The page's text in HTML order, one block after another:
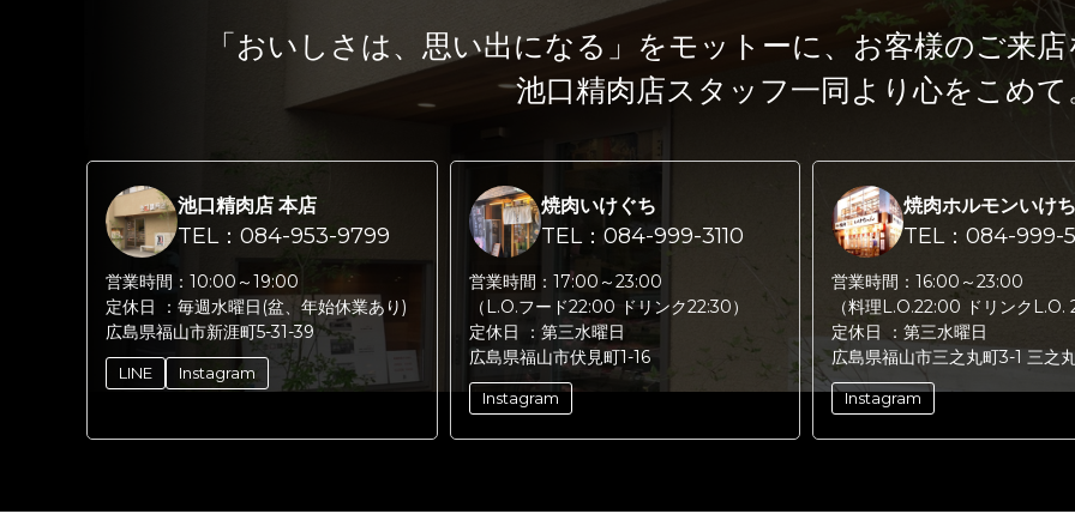
「おいしさは、思い出になる」をモットーに、 お客様のご来
池口精肉店スタッフ一同より心をこめて
池口精肉店 本店
TEL：084-953-9799
営業時間： 10:00～19:00
定休日 ： 毎週水曜日(盆、年始休業あり)
広島県福山市新涯町5-31-39
LINE Instagram
焼肉いけぐち
TEL：084-999-3110
営業時間： 17:00～23:00
（L.O.フード22:00 ドリンク22:30）
定休日 ： 第三水曜日
広島県福山市伏見町1-16
Instagram
焼肉ホルモンいけ
TEL：084-999-
営業時間： 16:00～23:00
（料理L.O.22:00 ドリンクL.O.
定休日 ： 第三水曜日
広島県福山市三之丸町3-1 三之
Instagram